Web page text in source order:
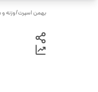
بهمن اسپرت/وزنه و